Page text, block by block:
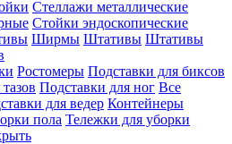
Стеллажи металлические
Стойки эндоскопические
Ширмы Штативы Штативы
Ростомеры Подставки для биксов
Подставки для ног Все
для ведер Контейнеры
пола Тележки для уборки